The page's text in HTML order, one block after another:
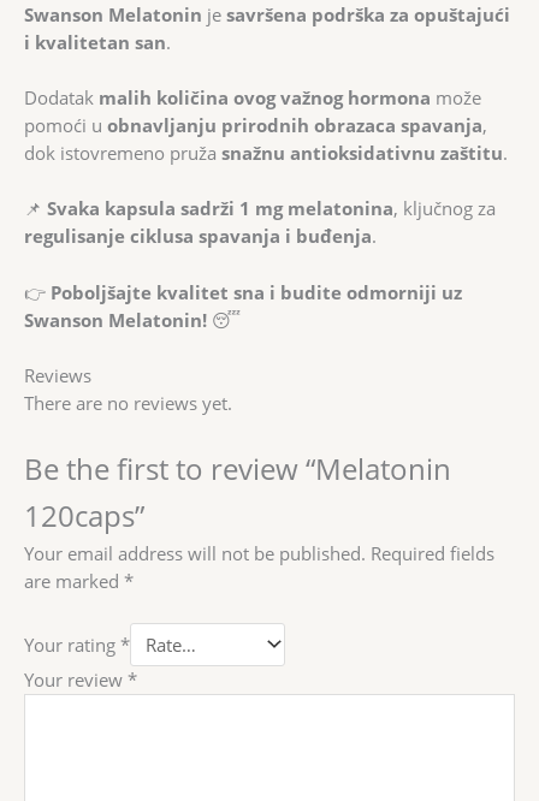
Swanson Melatonin je savršena podrška za opuštajući
i kvalitetan san.
Dodatak malih količina ovog važnog hormona može
pomoći u obnavljanju prirodnih obrazaca spavanja,
dok istovremeno pruža snažnu antioksidativnu zaštitu.
📌 Svaka kapsula sadrži 1 mg melatonina, ključnog za
regulisanje ciklusa spavanja i buđenja.
👉 Poboljšajte kvalitet sna i budite odmorniji uz
Swanson Melatonin! 😴
Reviews
There are no reviews yet.
Be the first to review “Melatonin
120caps”
Your email address will not be published. Required fields
are marked *
Your rating *
Your review *